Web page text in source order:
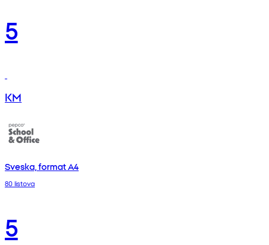
5
KM
Sveska, format A4
80 listova
5